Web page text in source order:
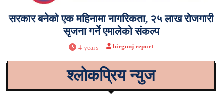
सरकार बनेको एक महिनामा नागरिकता, २५ लाख रोजगारी
सृजना गर्ने एमालेको संकल्प
4 years birgunj report
श्लोकप्रिय न्युज